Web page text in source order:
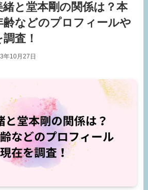
緒と堂本剛の関係は？本
齢などのプロフィールや
査！
年10月27日